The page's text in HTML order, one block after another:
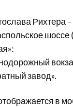
Рихтера
шоссе
завод».
в